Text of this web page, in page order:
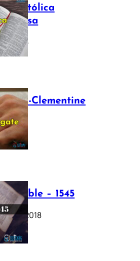
Católica
2025
Sixto-Clementine
2025
Bible – 1545
17, 2018